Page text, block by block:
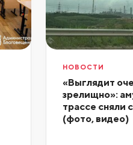
НОВОСТИ
«Выглядит
зрелищно»:
трассе сняли
(фото, видео)